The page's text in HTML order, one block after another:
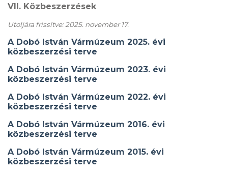
VII. Közbeszerzések
Utoljára frissítve: 2025. november 17.
A Dobó István Vármúzeum 2025. évi
közbeszerzési terve
A Dobó István Vármúzeum 2023. évi
közbeszerzési terve
A Dobó István Vármúzeum 2022. évi
közbeszerzési terve
A Dobó István Vármúzeum 2016. évi
közbeszerzési terve
A Dobó István Vármúzeum 2015. évi
közbeszerzési terve